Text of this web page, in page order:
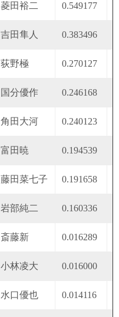
菱田裕二 0.549177
吉田隼人 0.383496
荻野極 0.270127
国分優作 0.246168
角田大河 0.240123
富田暁 0.194539
藤田菜七子 0.191658
岩部純二 0.160336
斎藤新 0.016289
小林凌大 0.016000
水口優也 0.014116